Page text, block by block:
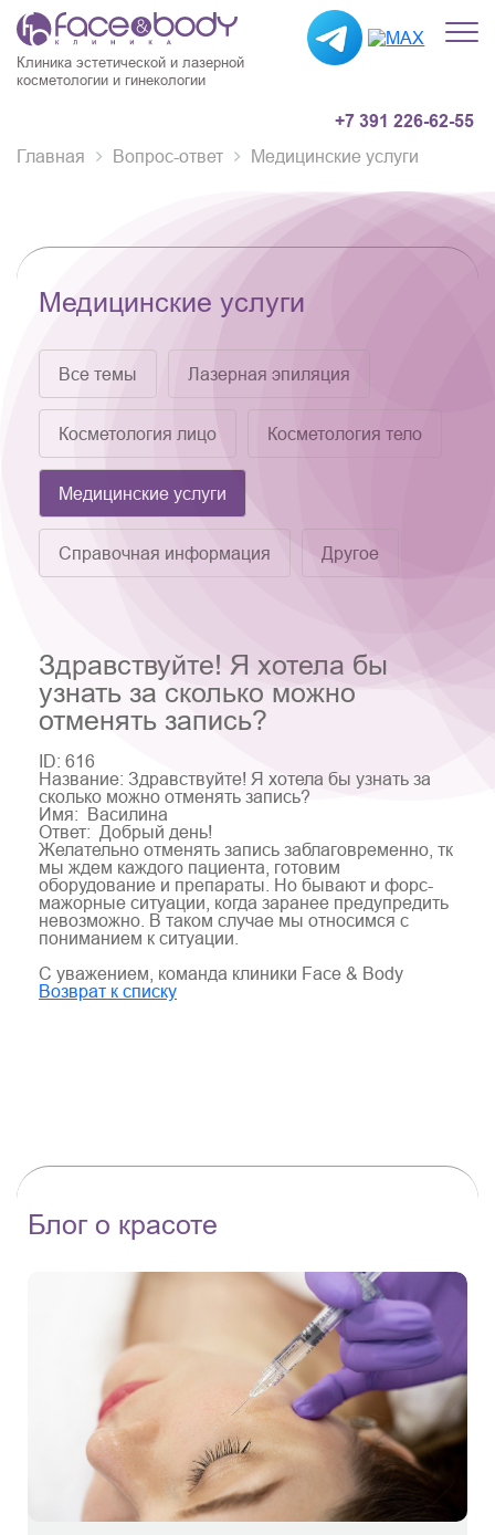
Клиника эстетической и лазерной
косметологии и гинекологии
+7 391 226-62-55
Главная Вопрос-ответ Медицинские услуги
Медицинские услуги
Все темы Лазерная эпиляция
Косметология лицо Косметология тело
Медицинские услуги
Справочная информация Другое
Здравствуйте! Я хотела бы
узнать за сколько можно
отменять запись?
ID: 616
Название: Здравствуйте! Я хотела бы узнать за
сколько можно отменять запись?
Имя: Василина
Ответ: Добрый день!
Желательно отменять запись заблаговременно, тк
мы ждем каждого пациента, готовим
оборудование и препараты. Но бывают и форс-
мажорные ситуации, когда заранее предупредить
невозможно. В таком случае мы относимся с
пониманием к ситуации.
С уважением, команда клиники Face & Body
Возврат к списку
Блог о красоте